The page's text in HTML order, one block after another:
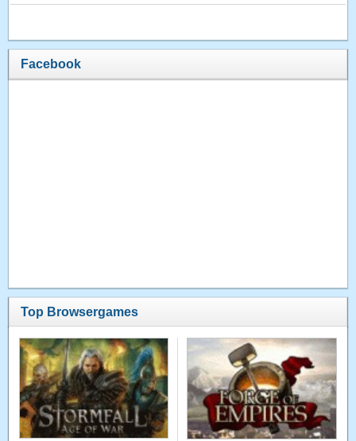
Facebook
Top Browsergames